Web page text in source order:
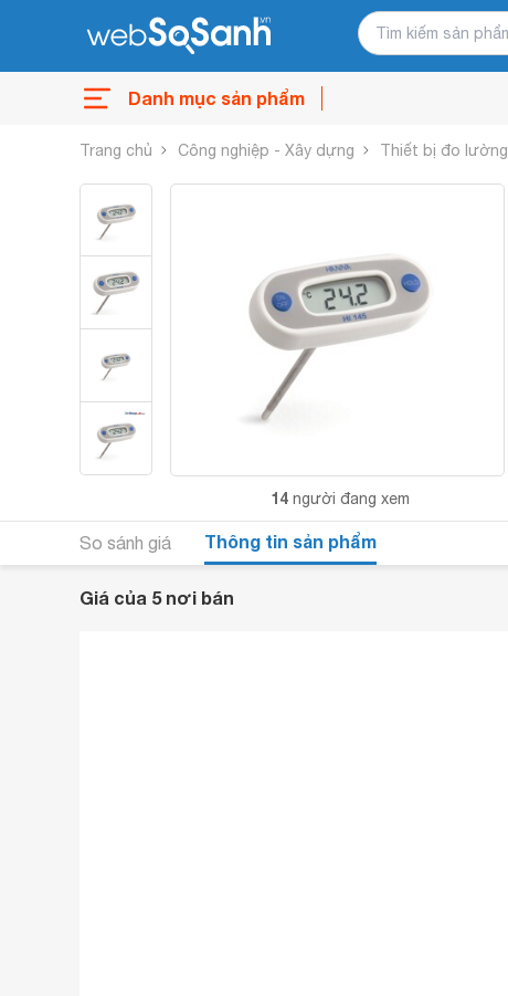
Danh mục sản phẩm
Trang chủ Công nghiệp - Xây dựng Thiết bị đo lường
14 người đang xem
So sánh giá Thông tin sản phẩm
Giá của 5 nơi bán